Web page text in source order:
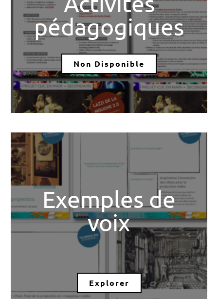
pédagogiques
Non Disponible
Exemples de
voix
Explorer